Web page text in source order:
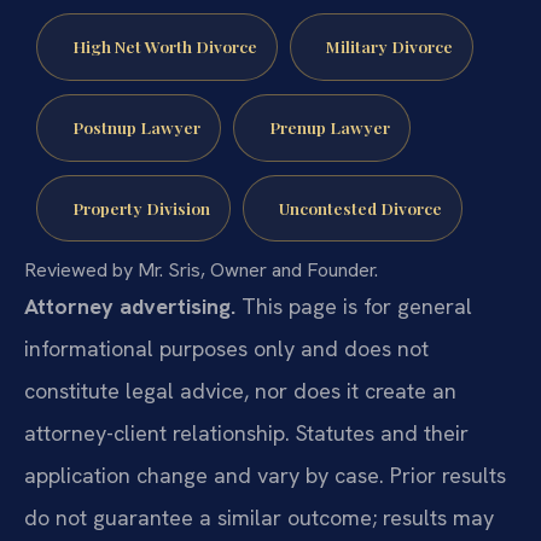
High Net Worth Divorce Military Divorce
Postnup Lawyer Prenup Lawyer
Property Division Uncontested Divorce
Reviewed by Mr. Sris, Owner and Founder.
Attorney advertising. This page is for general
informational purposes only and does not
constitute legal advice, nor does it create an
attorney-client relationship. Statutes and their
application change and vary by case. Prior results
do not guarantee a similar outcome; results may